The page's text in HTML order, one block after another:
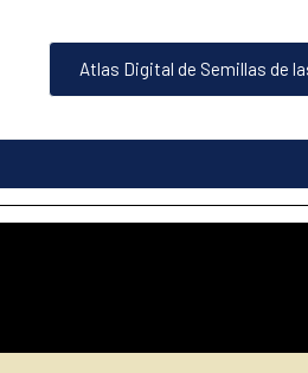
Atlas Digital de Semillas de